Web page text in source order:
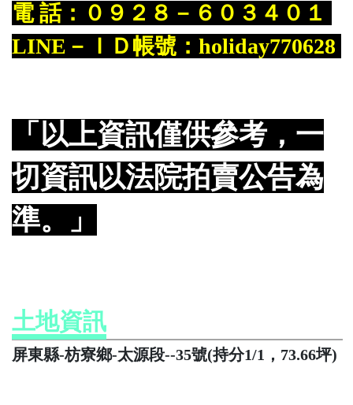
電 話：０９２８－６０３４０１
LINE－ＩＤ帳號：holiday770628
「以上資訊僅供參考，一
切資訊以法院拍賣公告為
準。」
土地資訊
屏東縣-枋寮鄉-太源段--35號(持分1/1，73.66坪)